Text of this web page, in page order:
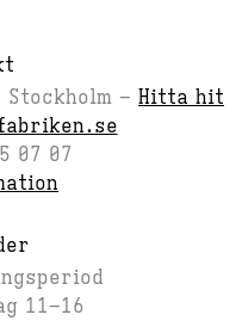
– Hitta hit
07 07
11–16